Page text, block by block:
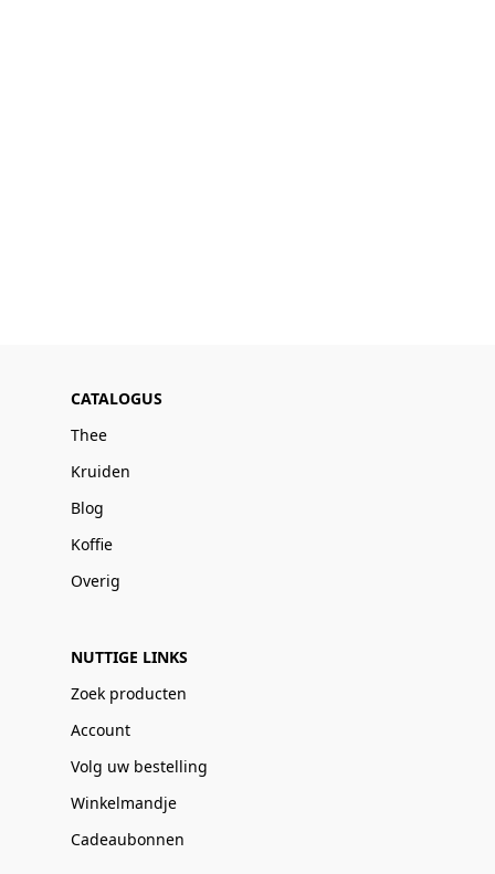
CATALOGUS
Thee
Kruiden
Blog
Koffie
Overig
NUTTIGE LINKS
Zoek producten
Account
Volg uw bestelling
Winkelmandje
Cadeaubonnen